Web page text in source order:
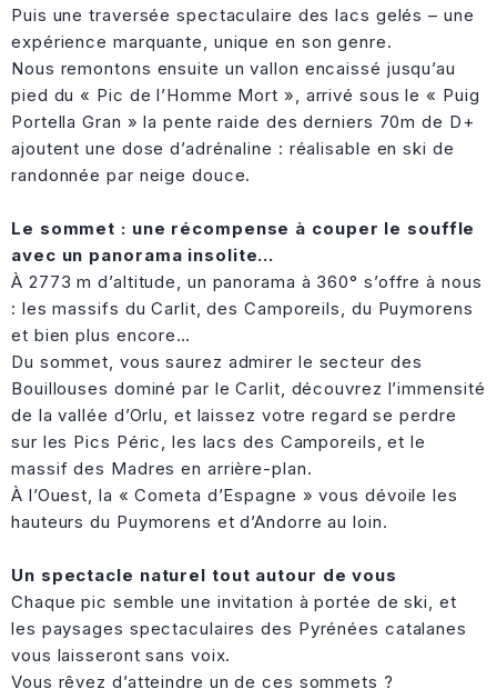
Puis une traversée spectaculaire des lacs gelés – une
expérience marquante, unique en son genre.
Nous remontons ensuite un vallon encaissé jusqu’au
pied du « Pic de l’Homme Mort », arrivé sous le « Puig
Portella Gran » la pente raide des derniers 70m de D+
ajoutent une dose d’adrénaline : réalisable en ski de
randonnée par neige douce.
Le sommet : une récompense à couper le souffle
avec un panorama insolite…
À 2773 m d’altitude, un panorama à 360° s’offre à nous
: les massifs du Carlit, des Camporeils, du Puymorens
et bien plus encore…
Du sommet, vous saurez admirer le secteur des
Bouillouses dominé par le Carlit, découvrez l’immensité
de la vallée d’Orlu, et laissez votre regard se perdre
sur les Pics Péric, les lacs des Camporeils, et le
massif des Madres en arrière-plan.
À l’Ouest, la « Cometa d’Espagne » vous dévoile les
hauteurs du Puymorens et d’Andorre au loin.
Un spectacle naturel tout autour de vous
Chaque pic semble une invitation à portée de ski, et
les paysages spectaculaires des Pyrénées catalanes
vous laisseront sans voix.
Vous rêvez d’atteindre un de ces sommets ?